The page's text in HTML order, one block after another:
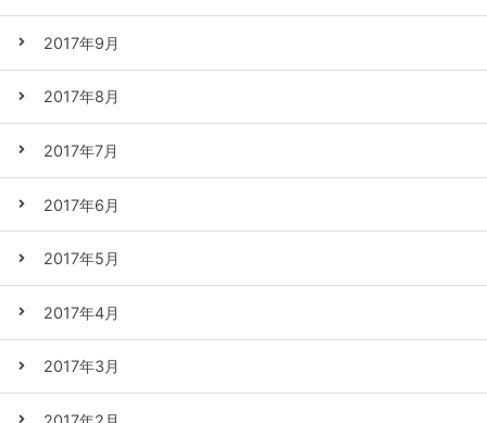
2017年9月
2017年8月
2017年7月
2017年6月
2017年5月
2017年4月
2017年3月